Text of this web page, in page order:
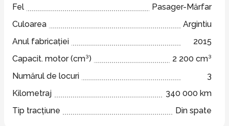
Fel
Pasager-Mărfar
Culoarea
Argintiu
Anul fabricației
2015
Capacit. motor (cm³)
2 200 cm³
Numărul de locuri
3
Kilometraj
340 000 km
Tip tracțiune
Din spate